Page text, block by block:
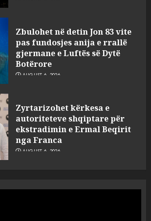
Zbulohet në detin Jon 83 vite
pas fundosjes anija e rrallë
gjermane e Luftës së Dytë
Botërore
AUGUST 6, 2026
Zyrtarizohet kërkesa e
autoriteteve shqiptare për
ekstradimin e Ermal Beqirit
nga Franca
AUGUST 6, 2026
A do të ketë rrezik për Tokën?